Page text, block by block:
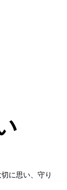
に思い、守り